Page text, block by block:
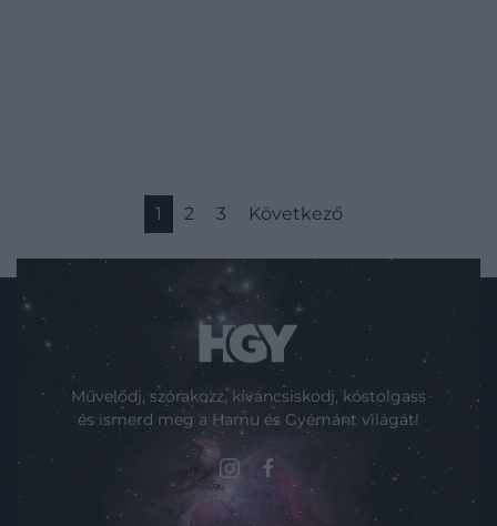
1 2 3 Következő
Művelődj, szórakozz, kíváncsiskodj, kóstolgass
és ismerd meg a Hamu és Gyémánt világát!